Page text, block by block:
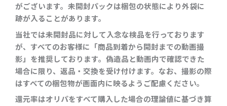
がございます。未開封パックは梱包の状態により外袋に
跡が入ることがあります。
当社では未開封品に対して入念な検品を行っております
が、すべてのお客様に「商品到着から開封までの動画撮
影」を推奨しております。偽造品と動画内で確認できた
場合に限り、返品・交換を受け付けます。なお、撮影の際
はすべての梱包物が画面内に映るようご配慮ください。
還元率はオリパをすべて購入した場合の理論値に基づき算